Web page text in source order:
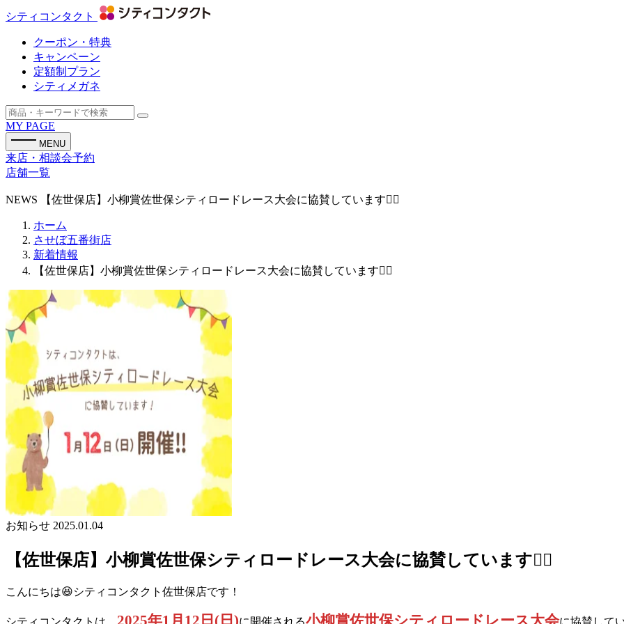
シティコンタクト
クーポン・特典
キャンペーン
定額制プラン
シティメガネ
MY PAGE
MENU
来店・相談会予約
店舗一覧
NEWS 【佐世保店】小柳賞佐世保シティロードレース大会に協賛しています🏃‍♂️
ホーム
させぼ五番街店
新着情報
【佐世保店】小柳賞佐世保シティロードレース大会に協賛しています🏃‍♂️
お知らせ 2025.01.04
【佐世保店】小柳賞佐世保シティロードレース大会に協賛しています🏃‍♂️
こんにちは😆シティコンタクト佐世保店です！
シティコンタクトは、 2025年1月12日(日)に開催される小柳賞佐世保シティロードレース大会に協賛して